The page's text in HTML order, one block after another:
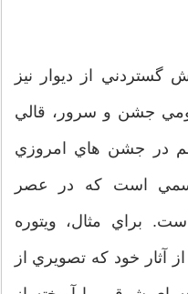
گستردني از ديوار نيز
جشن و سرور، قالي
در جشن هاي امروزي
است كه در عصر
براي مثال، ويتوره
آثار خود كه تصويري از